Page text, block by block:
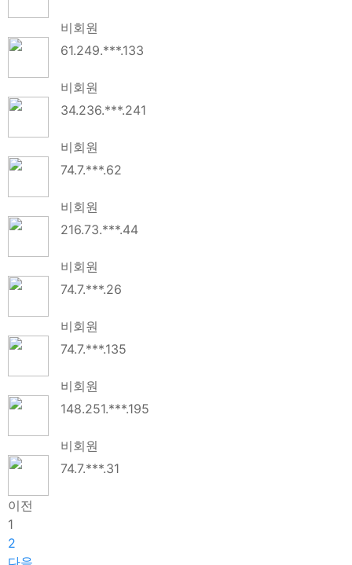
비회원
61.249.***.133
비회원
34.236.***.241
비회원
74.7.***.62
비회원
216.73.***.44
비회원
74.7.***.26
비회원
74.7.***.135
비회원
148.251.***.195
비회원
74.7.***.31
이전
1
2